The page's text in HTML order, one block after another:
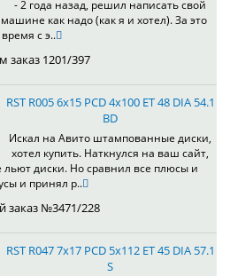
- 2 года назад, решил написать свой
как надо (как я и хотел). За это
время с э..
заказ 1201/397
RST R005 6x15 PCD 4x100 ET 48 DIA 54.1
BD
Искал на Авито штампованные диски,
хотел купить. Наткнулся на ваш сайт,
льют диски. Но сравнил все плюсы и
и принял р..
заказ №3471/228
RST R047 7x17 PCD 5x112 ET 45 DIA 57.1
S